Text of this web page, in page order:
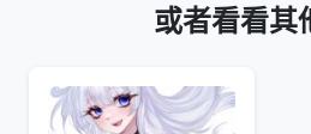
或者看看其